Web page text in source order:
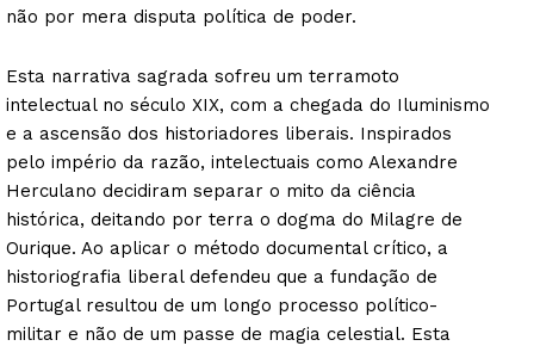
não por mera disputa política de poder.
Esta narrativa sagrada sofreu um terramoto
intelectual no século XIX, com a chegada do Iluminismo
e a ascensão dos historiadores liberais. Inspirados
pelo império da razão, intelectuais como Alexandre
Herculano decidiram separar o mito da ciência
histórica, deitando por terra o dogma do Milagre de
Ourique. Ao aplicar o método documental crítico, a
historiografia liberal defendeu que a fundação de
Portugal resultou de um longo processo político-
militar e não de um passe de magia celestial. Esta